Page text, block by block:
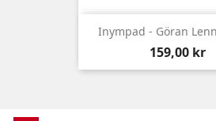
Inympad - Göran
Pris
159,00 kr